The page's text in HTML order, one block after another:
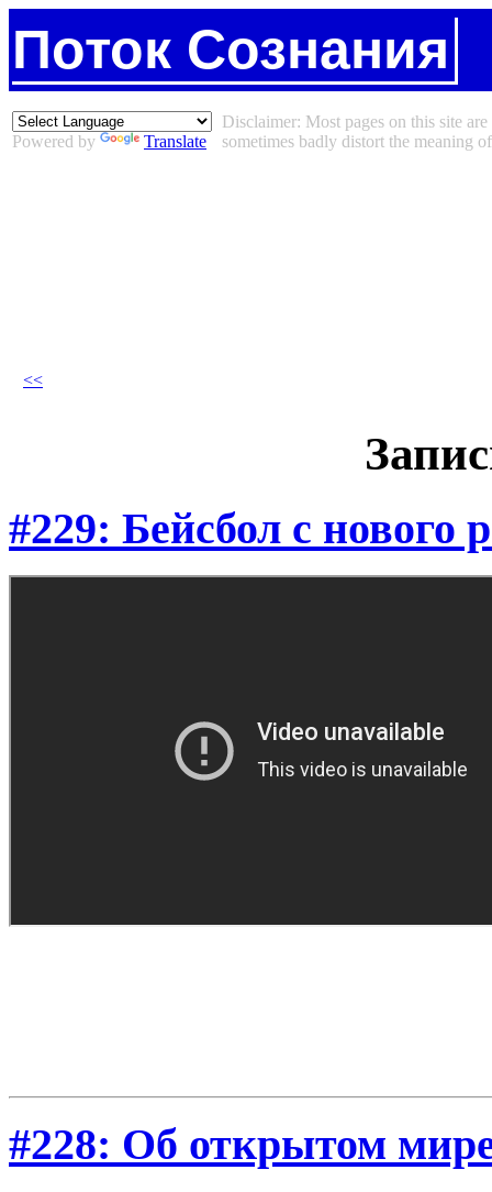
Поток Сознания
Powered by Translate
Disclaimer: Most pages on this site
sometimes badly distort the meaning
<<
#229: Бейсбол с нового
#228: Об открытом